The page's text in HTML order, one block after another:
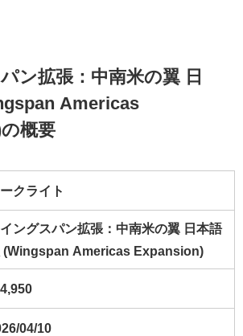
ン拡張：中南米の翼 日
Americas
概要
クライト
ングスパン拡張：中南米の翼 日本語
(Wingspan Americas Expansion)
04/10